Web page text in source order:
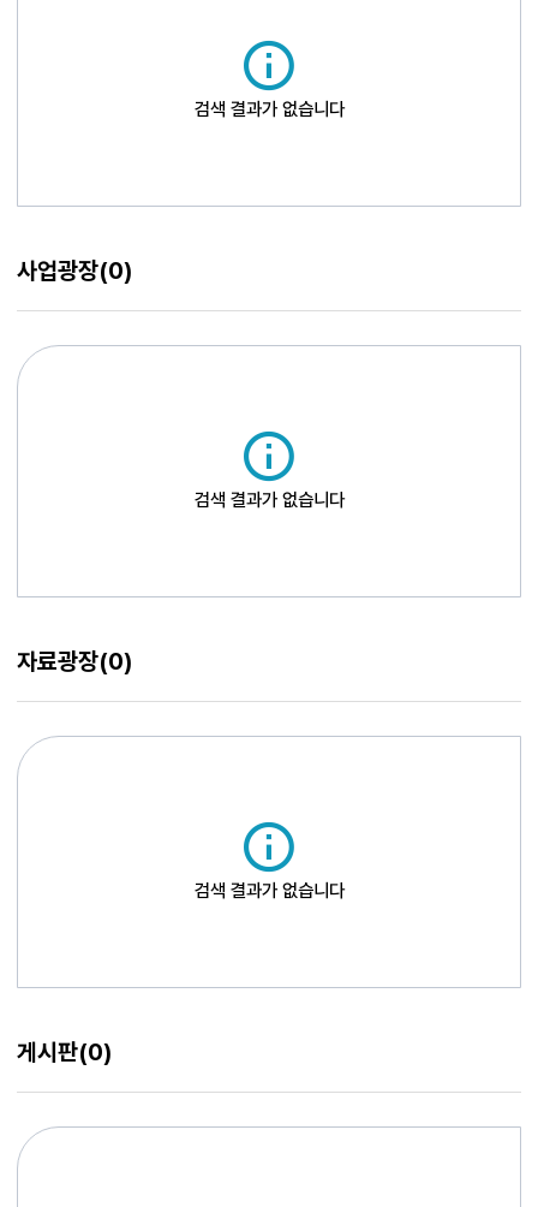
검색 결과가 없습니다
사업광장(0)
검색 결과가 없습니다
자료광장(0)
검색 결과가 없습니다
게시판(0)